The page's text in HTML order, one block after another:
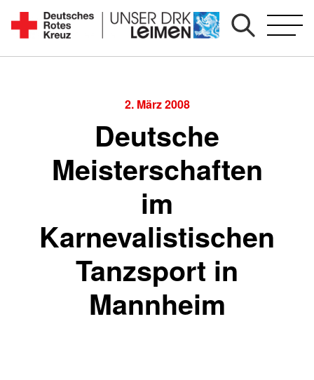
Zum
Inhalt
springen
1892
2. März 2008
Deutsche
Meisterschaften
im
Karnevalistischen
Tanzsport in
Mannheim